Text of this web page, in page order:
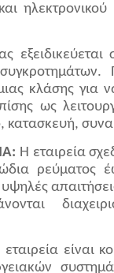
κλάσης για
ως
κατασκευή,
Η εταιρεία
ρεύματος
υψηλές
εταιρεία είναι